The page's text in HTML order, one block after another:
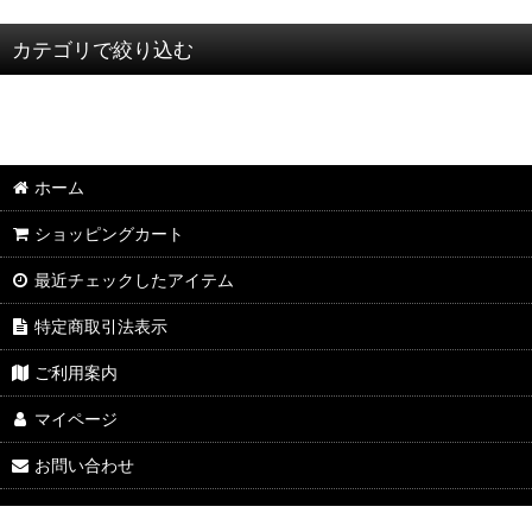
表示数 :
カテゴリで絞り込む
長袖Tシャツ・七分袖Tシャツ
半袖Tシャツ
アウター
ホーム
ショッピングカート
最近チェックしたアイテム
特定商取引法表示
ご利用案内
マイページ
お問い合わせ